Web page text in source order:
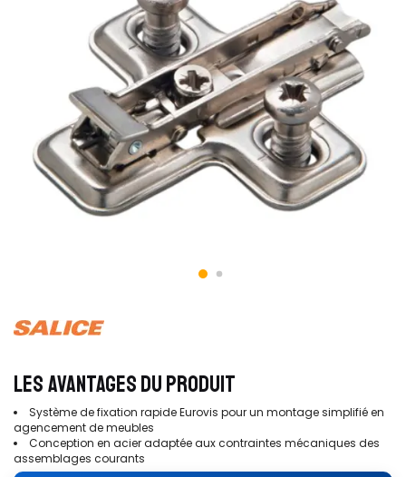
LES AVANTAGES DU PRODUIT
Système de fixation rapide Eurovis pour un montage simplifié en
agencement de meubles
Conception en acier adaptée aux contraintes mécaniques des
assemblages courants